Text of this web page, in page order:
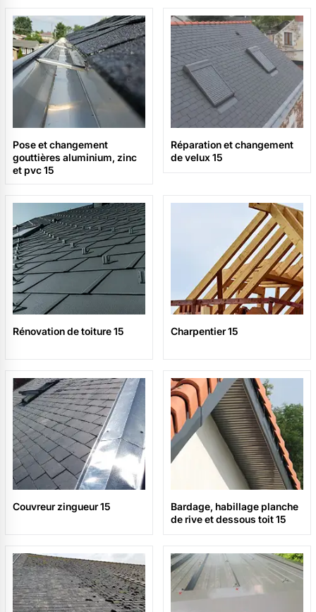
Pose et changement
gouttières aluminium, zinc
et pvc 15
Réparation et changement
de velux 15
Rénovation de toiture 15 Charpentier 15
Couvreur zingueur 15
Bardage, habillage planche
de rive et dessous toit 15